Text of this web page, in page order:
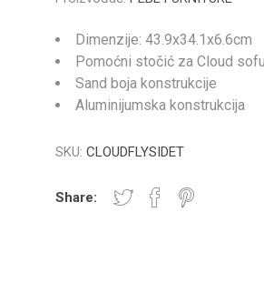
UMIVAONICI I PLOČE
TUŠ
Dimenzije: 43.9x34.1x6.6cm
Pomoćni stočić za Cloud
Sand boja konstrukcije
Aluminijumska konstrukcija
SKU: CLOUDFLYSIDET
Share: